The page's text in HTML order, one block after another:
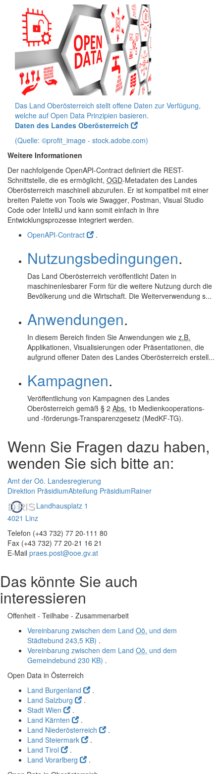
Das Land Oberösterreich stellt offene Daten zur Verfügung,
welche auf Open Data Prinzipien basieren.
Daten des Landes Oberösterreich
(Quelle: ©profit_image - stock.adobe.com)
Weitere Informationen
Der nachfolgende OpenAPI-Contract definiert die REST-
Schnittstelle, die es ermöglicht, OGD-Metadaten des Landes
Oberösterreich maschinell abzurufen. Er ist kompatibel mit einer
breiten Palette von Tools wie Swagger, Postman, Visual Studio
Code oder IntelliJ und kann somit einfach in Ihre
Entwicklungsprozesse integriert werden.
OpenAPI-Contract
.
Nutzungsbedingungen.
Das Land Oberösterreich veröffentlicht Daten in
maschinenlesbarer Form für die weitere Nutzung durch die
Bevölkerung und die Wirtschaft. Die Weiterverwendung s...
Anwendungen.
In diesem Bereich finden Sie Anwendungen wie z.B.
Applikationen, Visualisierungen oder Präsentationen, die
aufgrund offener Daten des Landes Oberösterreich erstell...
Kampagnen.
Veröffentlichung von Kampagnen des Landes
Oberösterreich gemäß § 2 Abs. 1b Medienkooperations-
und -förderungs-Transparenzgesetz (MedKF-TG).
Wenn Sie Fragen dazu haben,
wenden Sie sich bitte an:
Amt der Oö. Landesregierung
Direktion PräsidiumAbteilung PräsidiumRainer
Landhausplatz 1
4021 Linz
Telefon (+43 732) 77 20-111 80
Fax (+43 732) 77 20-21 16 21
E-Mail praes.post@ooe.gv.at
Das könnte Sie auch
interessieren
Offenheit - Teilhabe - Zusammenarbeit
Vereinbarung zwischen dem Land Oö. und dem
Städtebund 243,5 KB) .
Vereinbarung zwischen dem Land Oö. und dem
Gemeindebund 230 KB) .
Open Data in Österreich
Land Burgenland
.
Land Salzburg
.
Stadt Wien
.
Land Kärnten
.
Land Niederösterreich
.
Land Steiermark
.
Land Tirol
.
Land Vorarlberg
.